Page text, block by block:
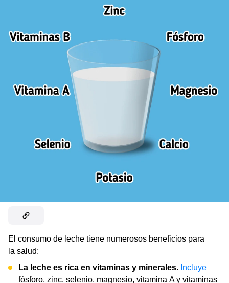
El consumo de leche tiene numerosos beneficios para
la salud:
La leche es rica en vitaminas y minerales. Incluye
fósforo, zinc, selenio, magnesio, vitamina A y vitaminas